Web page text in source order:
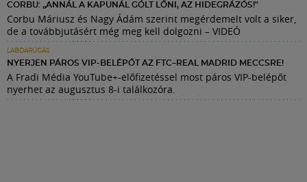
CORBU: „ANNÁL A KAPUNÁL GÓLT LŐNI, AZ HIDEGRÁZÓS!"
Corbu Máriusz és Nagy Ádám szerint megérdemelt volt a siker,
de a továbbjutásért még meg kell dolgozni – VIDEÓ
LABDARÚGÁS
NYERJEN PÁROS VIP-BELÉPŐT AZ FTC–REAL MADRID MECCSRE!
A Fradi Média YouTube+-előfizetéssel most páros VIP-belépőt
nyerhet az augusztus 8-i találkozóra.